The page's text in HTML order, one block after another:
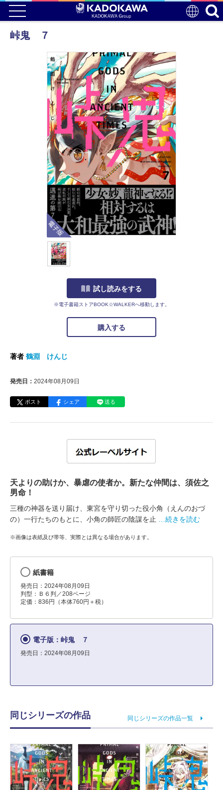
峠鬼 ７
電子版
試し読みをする
※電子書籍ストアBOOK☆WALKERへ移動します。
購入する
著者 鶴淵 けんじ
発売日： 2024年08月09日
ポスト シェア 送る
天よりの助けか、暴虐の使者か。新たな仲間は、須佐之
男命！
三種の神器を送り届け、東宮を守り切った役小角（えんのおづ
の）一行たちのもとに、小角の師匠の陰謀を止
…続きを読む
※画像は表紙及び帯等、実際とは異なる場合があります。
紙書籍
発売日：2024年08月09日
判型：Ｂ６判／208ページ
定価：836円（本体760円＋税）
電子版：峠鬼 ７
発売日：2024年08月09日
同じシリーズの作品 同じシリーズの作品一覧